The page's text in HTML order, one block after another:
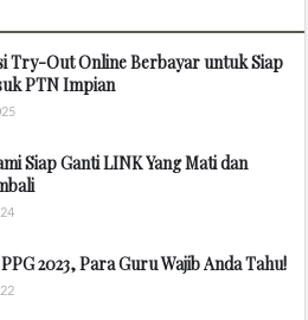
Try-Out Online Berbayar untuk Siap
PTN Impian
Siap Ganti LINK Yang Mati dan
2023, Para Guru Wajib Anda Tahu!